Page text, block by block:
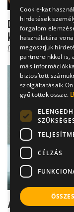
Dr. Csernus
küzdök!
Dr. Csernus Imre
Alkoholizmus:
Cookie-kat
hirdetések
forgalom
használatára
megosztjuk
partnereinkkel is,
más
biztosított
szolgáltatásaik
gyűjtöttek össze.
CÉLZÁS